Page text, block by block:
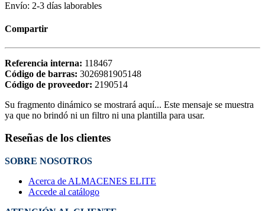
Envío: 2-3 días laborables
Compartir
Referencia interna: 118467
Código de barras: 3026981905148
Código de proveedor: 2190514
Su fragmento dinámico se mostrará aquí... Este mensaje se muestra
ya que no brindó ni un filtro ni una plantilla para usar.
Reseñas de los clientes
SOBRE NOSOTROS
Acerca de ALMACENES ELITE
Accede al catálogo